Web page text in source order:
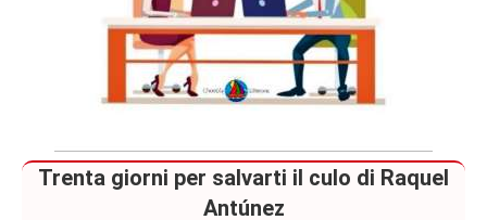
Trenta giorni per salvarti il culo di Raquel
Antúnez